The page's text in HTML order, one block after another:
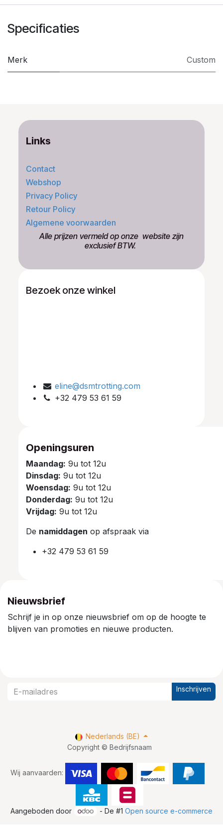
Specificaties
Merk Custom
Links
Contact
Webshop
Privacy Policy
Retour Policy
Algemene voorwaarden
​Alle prijzen vermeld op onze ​website zijn
exclusief BTW.
Bezoek onze winkel
eline@dsmtrotting.com
+32 479 53 61 59
Openingsuren
Maandag: 9u tot 12u
Dinsdag: 9u tot 12u
Woensdag: 9u tot 12u
Donderdag: 9u tot 12u
Vrijdag: 9u tot 12u
De namiddagen op afspraak via
+32 479 53 61 59
Nieuwsbrief
Schrijf je in op onze nieuwsbrief om op de hoogte te
blijven van promoties en nieuwe producten.
Inschrijven
Copyright © Bedrijfsnaam
Wij aanvaarden:
Nederlands (BE)
Aangeboden door - De #1Open source e-commerce